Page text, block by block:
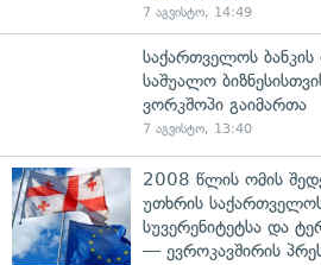
7 აგვისტო, 14:49
საქართველოს
საშუალო
ვორკშოპი გაიმართა
7 აგვისტო, 13:40
2008 წლის ომის
უთხრის
სუვერენიტეტსა და
— ევროკავშირის